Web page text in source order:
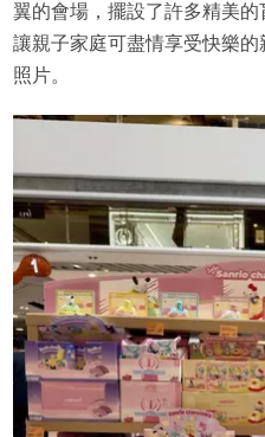
翼的會場，擺設了許多精美的
讓親子家庭可盡情享受快樂
照片。